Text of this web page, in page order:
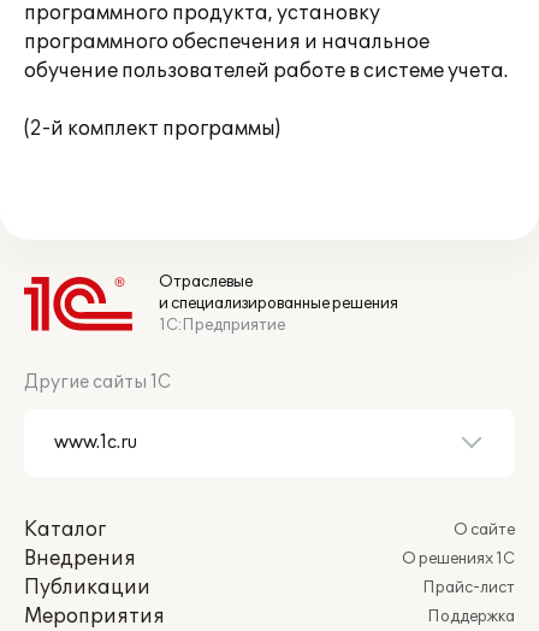
программного продукта, установку
программного обеспечения и начальное
обучение пользователей работе в системе учета.
(2-й комплект программы)
Отраслевые
и специализированные решения
1С:Предприятие
Другие сайты 1С
Каталог
Внедрения
Публикации
Мероприятия
О сайте
О решениях 1С
Прайс-лист
Поддержка